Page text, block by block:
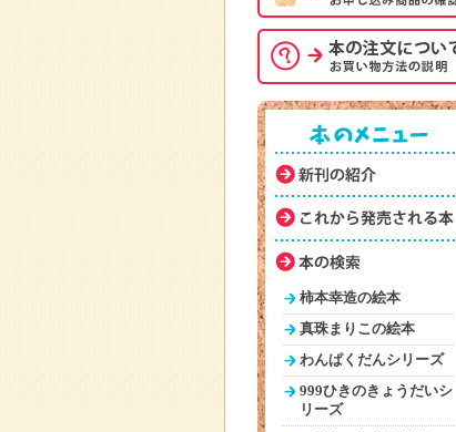
柿本幸造の絵本
真珠まりこの絵本
わんぱくだんシリーズ
999ひきのきょうだいシ
リーズ